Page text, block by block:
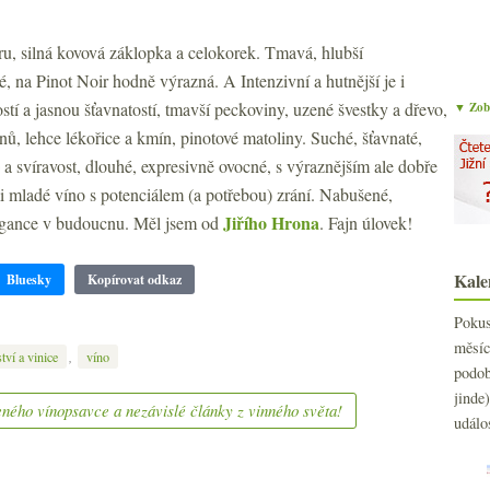
silná kovová záklopka a celokorek. Tmavá, hlubší
na Pinot Noir hodně výrazná. A Intenzivní a hutnější je i
a jasnou šťavnatostí, tmavší peckoviny, uzené švestky a dřevo,
lehce lékořice a kmín, pinotové matoliny. Suché, šťavnaté,
svíravost, dlouhé, expresivně ovocné, s výraznějším ale dobře
víno s potenciálem (a potřebou) zrání. Nabušené,
v budoucnu. Měl jsem od Jiřího Hrona. Fajn úlovek!
Bluesky Kopírovat odkaz
a vinice víno
vínopsavce a nezávislé články z vinného světa!
▼